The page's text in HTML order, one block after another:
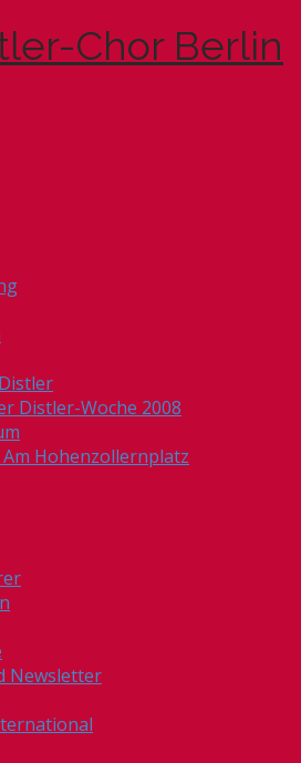
Chor Berlin
Distler-Woche 2008
Am Hohenzollernplatz
Newsletter